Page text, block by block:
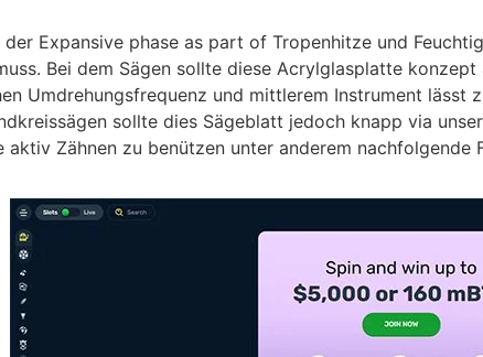
Expansive phase as part of Tropenhitze und
Bei dem Sägen sollte diese Acrylglasplatte
Umdrehungsfrequenz und mittlerem Instrument lässt
sollte dies Sägeblatt jedoch knapp via
Zähnen zu benützen unter anderem nachfolgende